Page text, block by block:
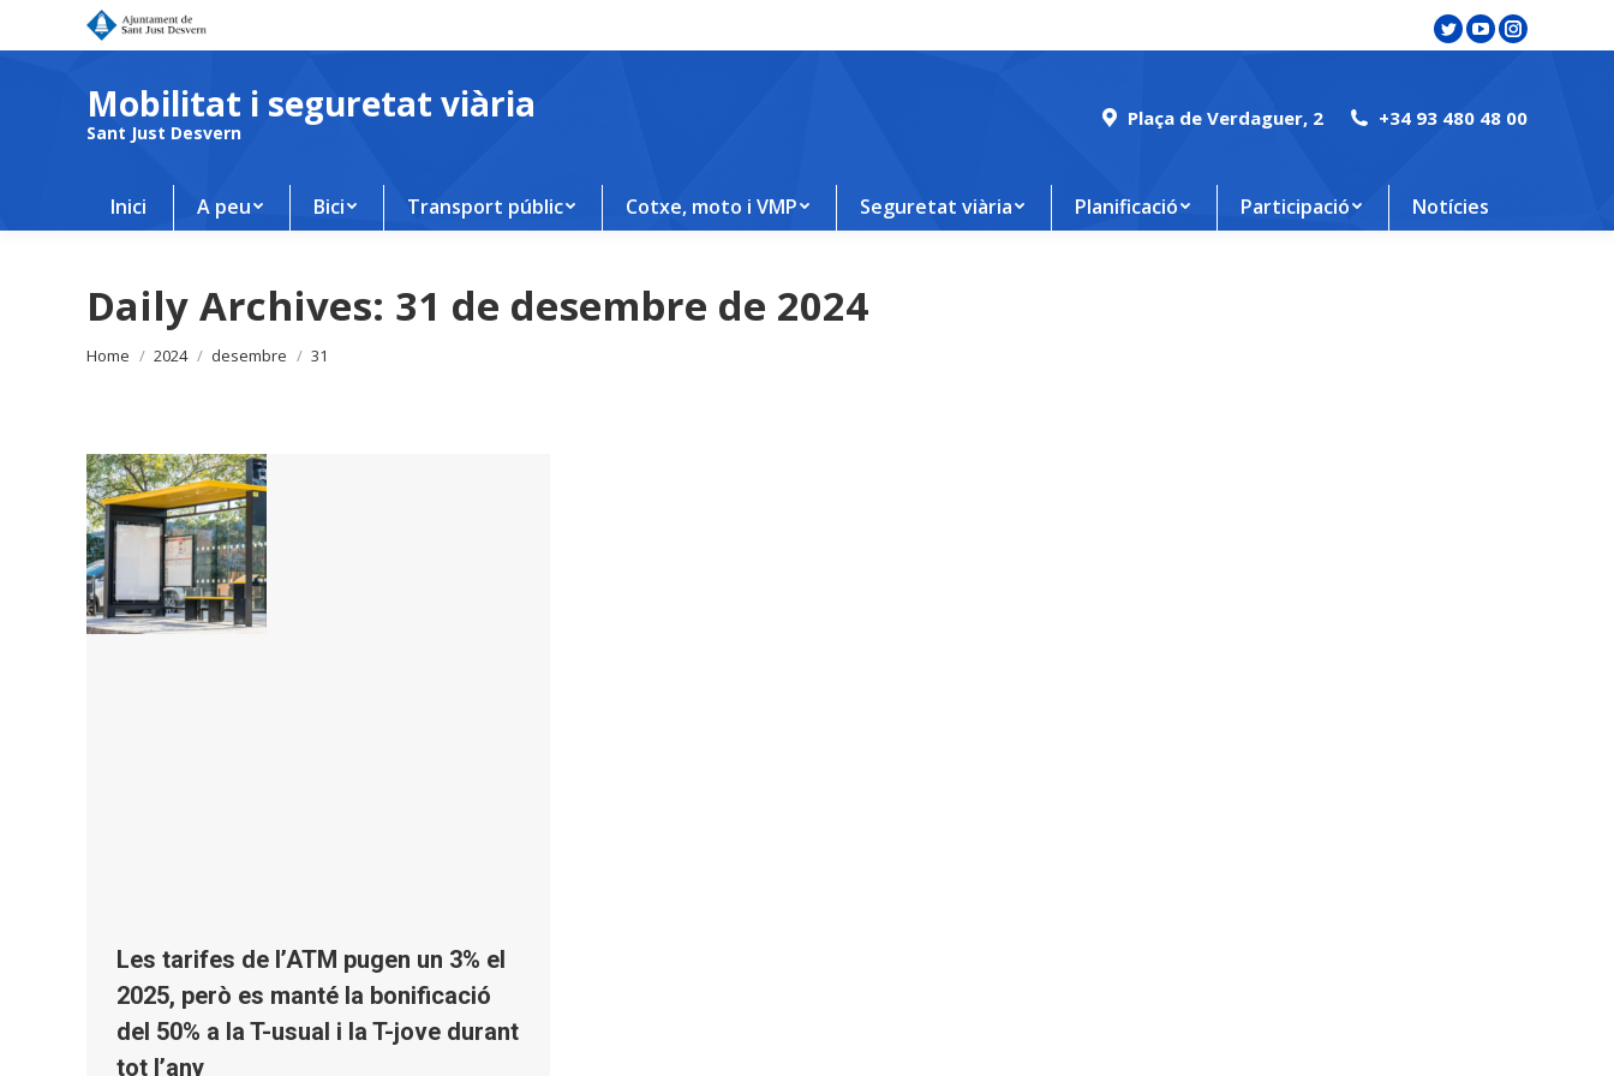
Twitter
in
YouTube
in
Instagram
in
Mobilitat i seguretat viària
Sant Just Desvern
Plaça de Verdaguer, 2 +34 93 480 48 00
Inici A peu Bici Transport públic Cotxe, moto i VMP Seguretat viària Planificació Participació Notícies
Daily Archives: 31 de desembre de 2024
You are here:
Home 2024 desembre 31
Les tarifes de l’ATM pugen un 3% el
2025, però es manté la bonificació
del 50% a la T-usual i la T-jove durant
tot l’any